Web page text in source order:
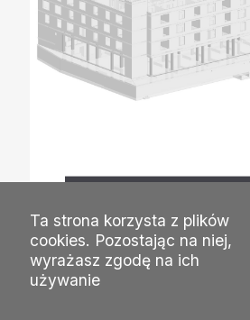
Ta strona korzysta z plików
cookies. Pozostając na niej,
wyrażasz zgodę na ich
używanie